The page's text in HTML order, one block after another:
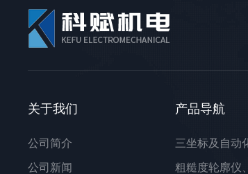
关于我们
公司简介
公司新闻
产品导航
三坐标及自动
粗糙度轮廓仪